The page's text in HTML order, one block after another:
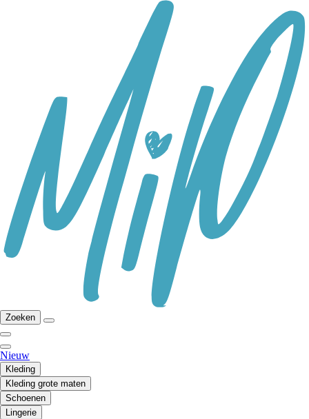
Zoeken
Nieuw
Kleding
Kleding grote maten
Schoenen
Lingerie